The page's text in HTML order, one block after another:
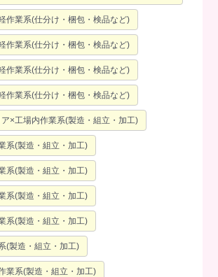
作業系(仕分け・梱包・検品など)
作業系(仕分け・梱包・検品など)
作業系(仕分け・梱包・検品など)
作業系(仕分け・梱包・検品など)
×工場内作業系(製造・組立・加工)
系(製造・組立・加工)
系(製造・組立・加工)
系(製造・組立・加工)
系(製造・組立・加工)
(製造・組立・加工)
業系(製造・組立・加工)